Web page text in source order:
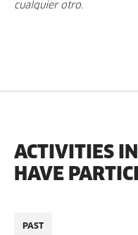
cualquier otro.
ACTIVITIES
HAVE
PAST